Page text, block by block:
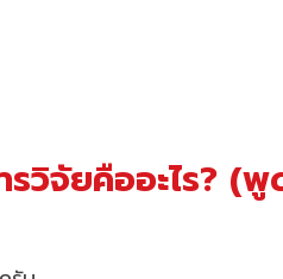
รวิจัยคืออะไร? (พู